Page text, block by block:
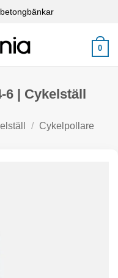
0
6 | Cykelställ
/ Cykelpollare